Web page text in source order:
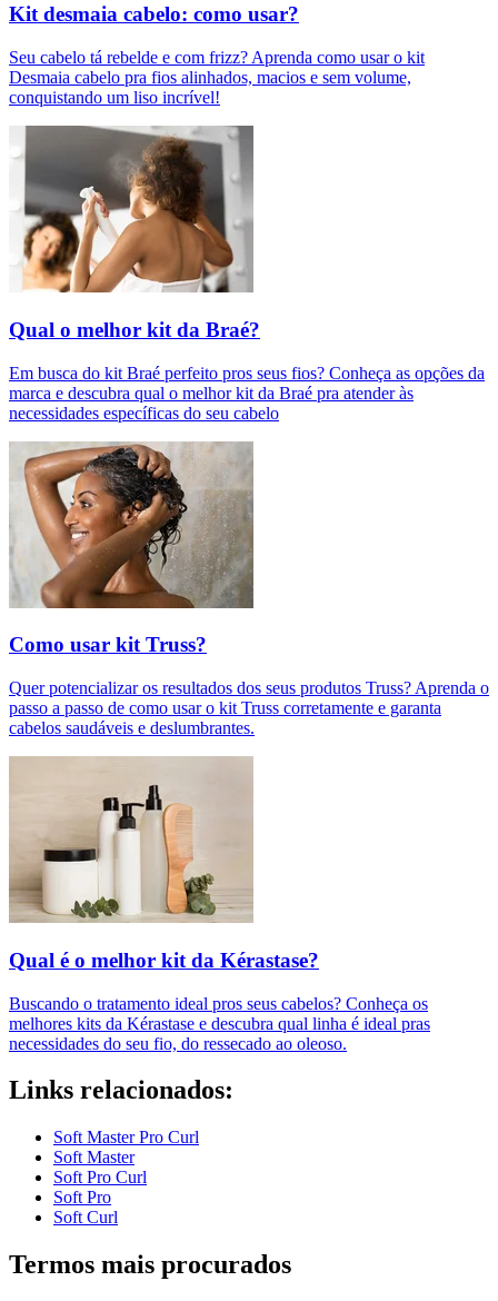
Kit desmaia cabelo: como usar?
Seu cabelo tá rebelde e com frizz? Aprenda como usar o kit
Desmaia cabelo pra fios alinhados, macios e sem volume,
conquistando um liso incrível!
Qual o melhor kit da Braé?
Em busca do kit Braé perfeito pros seus fios? Conheça as opções da
marca e descubra qual o melhor kit da Braé pra atender às
necessidades específicas do seu cabelo
Como usar kit Truss?
Quer potencializar os resultados dos seus produtos Truss? Aprenda o
passo a passo de como usar o kit Truss corretamente e garanta
cabelos saudáveis e deslumbrantes.
Qual é o melhor kit da Kérastase?
Buscando o tratamento ideal pros seus cabelos? Conheça os
melhores kits da Kérastase e descubra qual linha é ideal pras
necessidades do seu fio, do ressecado ao oleoso.
Links relacionados:
Soft Master Pro Curl
Soft Master
Soft Pro Curl
Soft Pro
Soft Curl
Termos mais procurados